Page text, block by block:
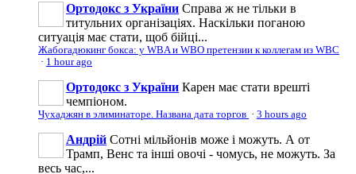
Ортодокс з України Справа ж не тільки в
титульних організаціях. Наскільки поганою
ситуація має стати, щоб бійці...
Жабогадюкинг бокса: у WBA и WBO претензии к коллегам из WBC
· 1 hour ago
Ортодокс з України Карен має стати врешті
чемпіоном.
Чухаджян в элиминаторе. Названа дата торгов · 3 hours ago
Андрій Сотні мільйонів може і можуть. А от
Трамп, Венс та інші овочі - чомусь, не можуть. За
весь час,...